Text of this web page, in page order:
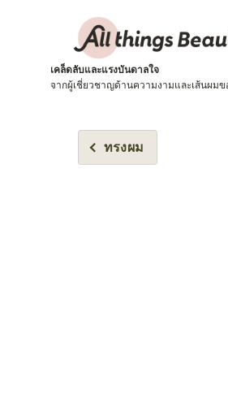
เคล็ดลับและแรงบันดาลใจ
จากผู้เชี่ยวชาญด้านความงามและเส้นผมข
ทรงผม